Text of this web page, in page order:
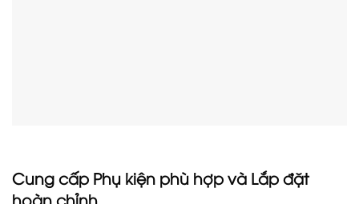
Cung cấp Phụ kiện phù hợp và Lắp đặt
hoàn chỉnh